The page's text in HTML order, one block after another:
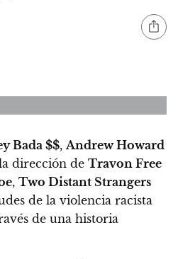
Bada $$,Andrew Howard
dirección de Travon Free
, Two Distant Strangers
de la violencia racista
de una historia